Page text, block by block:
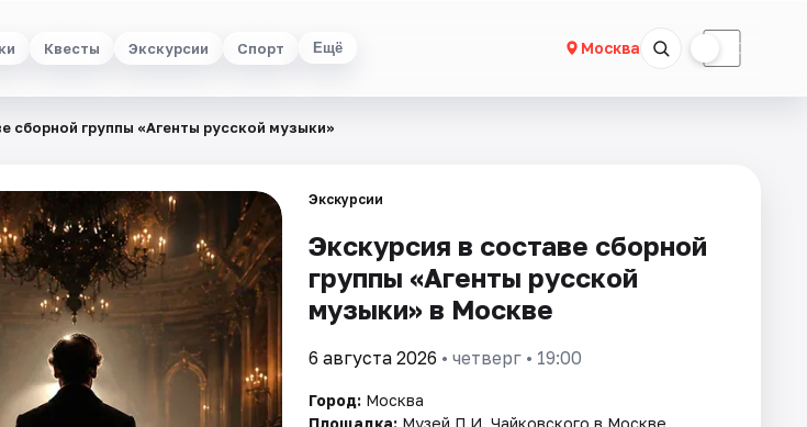
Квесты Экскурсии Спорт Ещё Москва ☾
сборной группы «Агенты русской музыки»
Экскурсии
Экскурсия в составе сборной
группы «Агенты русской
музыки» в Москве
6 августа 2026 • четверг • 19:00
Город: Москва
Площадка: Музей П.И. Чайковского в Москве